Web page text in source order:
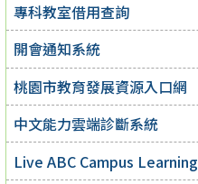
專科教室借用查詢
開會通知系統
桃園市教育發展資源入口網
中文能力雲端診斷系統
Live ABC Campus Learning